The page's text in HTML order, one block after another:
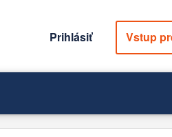
Prihlásiť Vstup